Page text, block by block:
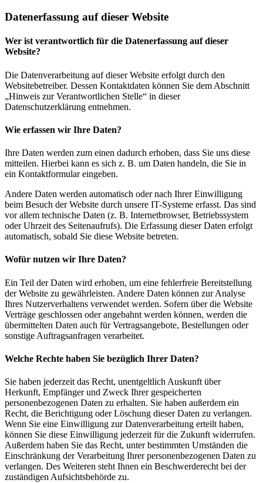
Datenerfassung auf dieser Website
Wer ist verantwortlich für die Datenerfassung auf dieser
Website?
Die Datenverarbeitung auf dieser Website erfolgt durch den
Websitebetreiber. Dessen Kontaktdaten können Sie dem Abschnitt
„Hinweis zur Verantwortlichen Stelle“ in dieser
Datenschutzerklärung entnehmen.
Wie erfassen wir Ihre Daten?
Ihre Daten werden zum einen dadurch erhoben, dass Sie uns diese
mitteilen. Hierbei kann es sich z. B. um Daten handeln, die Sie in
ein Kontaktformular eingeben.
Andere Daten werden automatisch oder nach Ihrer Einwilligung
beim Besuch der Website durch unsere IT-Systeme erfasst. Das sind
vor allem technische Daten (z. B. Internetbrowser, Betriebssystem
oder Uhrzeit des Seitenaufrufs). Die Erfassung dieser Daten erfolgt
automatisch, sobald Sie diese Website betreten.
Wofür nutzen wir Ihre Daten?
Ein Teil der Daten wird erhoben, um eine fehlerfreie Bereitstellung
der Website zu gewährleisten. Andere Daten können zur Analyse
Ihres Nutzerverhaltens verwendet werden. Sofern über die Website
Verträge geschlossen oder angebahnt werden können, werden die
übermittelten Daten auch für Vertragsangebote, Bestellungen oder
sonstige Auftragsanfragen verarbeitet.
Welche Rechte haben Sie bezüglich Ihrer Daten?
Sie haben jederzeit das Recht, unentgeltlich Auskunft über
Herkunft, Empfänger und Zweck Ihrer gespeicherten
personenbezogenen Daten zu erhalten. Sie haben außerdem ein
Recht, die Berichtigung oder Löschung dieser Daten zu verlangen.
Wenn Sie eine Einwilligung zur Datenverarbeitung erteilt haben,
können Sie diese Einwilligung jederzeit für die Zukunft widerrufen.
Außerdem haben Sie das Recht, unter bestimmten Umständen die
Einschränkung der Verarbeitung Ihrer personenbezogenen Daten zu
verlangen. Des Weiteren steht Ihnen ein Beschwerderecht bei der
zuständigen Aufsichtsbehörde zu.